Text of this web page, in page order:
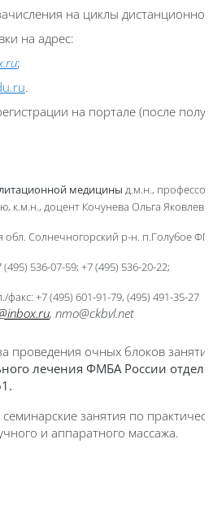
на циклы
на адрес:
.ru;
.
на портале (после
медицины д.м.н.,
к.м.н., доцент Кочунева Ольга
обл. Солнечногорский р-н. п.Голубое
(495) 536-07-59; +7 (495) 536-20-22;
+7 (495) 601-91-79, (495) 491-35-27
inbox.ru, nmo@ckbvl.net
проведения очных блоков
лечения ФМБА России
семинарские занятия по
и аппаратного массажа.